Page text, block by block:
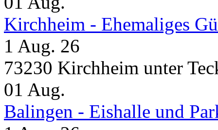
Kirchheim - Ehemaliges
1 Aug. 26
73230 Kirchheim unter
01 Aug.
Balingen - Eishalle und